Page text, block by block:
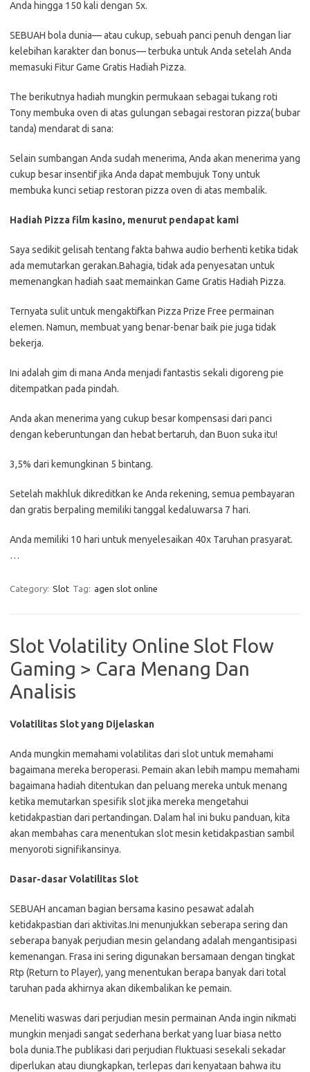
Anda hingga 150 kali dengan 5x.
SEBUAH bola dunia— atau cukup, sebuah panci penuh dengan liar
kelebihan karakter dan bonus— terbuka untuk Anda setelah Anda
memasuki Fitur Game Gratis Hadiah Pizza.
The berikutnya hadiah mungkin permukaan sebagai tukang roti
Tony membuka oven di atas gulungan sebagai restoran pizza( bubar
tanda) mendarat di sana:
Selain sumbangan Anda sudah menerima, Anda akan menerima yang
cukup besar insentif jika Anda dapat membujuk Tony untuk
membuka kunci setiap restoran pizza oven di atas membalik.
Hadiah Pizza film kasino, menurut pendapat kami
Saya sedikit gelisah tentang fakta bahwa audio berhenti ketika tidak
ada memutarkan gerakan.Bahagia, tidak ada penyesatan untuk
memenangkan hadiah saat memainkan Game Gratis Hadiah Pizza.
Ternyata sulit untuk mengaktifkan Pizza Prize Free permainan
elemen. Namun, membuat yang benar-benar baik pie juga tidak
bekerja.
Ini adalah gim di mana Anda menjadi fantastis sekali digoreng pie
ditempatkan pada pindah.
Anda akan menerima yang cukup besar kompensasi dari panci
dengan keberuntungan dan hebat bertaruh, dan Buon suka itu!
3,5% dari kemungkinan 5 bintang.
Setelah makhluk dikreditkan ke Anda rekening, semua pembayaran
dan gratis berpaling memiliki tanggal kedaluwarsa 7 hari.
Anda memiliki 10 hari untuk menyelesaikan 40x Taruhan prasyarat.
…
Category: Slot Tag: agen slot online
Slot Volatility Online Slot Flow
Gaming > Cara Menang Dan
Analisis
Volatilitas Slot yang Dijelaskan
Anda mungkin memahami volatilitas dari slot untuk memahami
bagaimana mereka beroperasi. Pemain akan lebih mampu memahami
bagaimana hadiah ditentukan dan peluang mereka untuk menang
ketika memutarkan spesifik slot jika mereka mengetahui
ketidakpastian dari pertandingan. Dalam hal ini buku panduan, kita
akan membahas cara menentukan slot mesin ketidakpastian sambil
menyoroti signifikansinya.
Dasar-dasar Volatilitas Slot
SEBUAH ancaman bagian bersama kasino pesawat adalah
ketidakpastian dari aktivitas.Ini menunjukkan seberapa sering dan
seberapa banyak perjudian mesin gelandang adalah mengantisipasi
kemenangan. Frasa ini sering digunakan bersamaan dengan tingkat
Rtp (Return to Player), yang menentukan berapa banyak dari total
taruhan pada akhirnya akan dikembalikan ke pemain.
Meneliti waswas dari perjudian mesin permainan Anda ingin nikmati
mungkin menjadi sangat sederhana berkat yang luar biasa netto
bola dunia.The publikasi dari perjudian fluktuasi sesekali sekadar
diperlukan atau diungkapkan, terlepas dari kenyataan bahwa itu